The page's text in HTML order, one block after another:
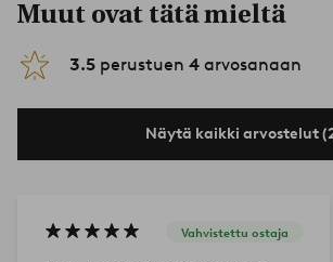
Muut ovat tätä mieltä
3.5 perustuen 4 arvosanaan
Näytä kaikki arvostelut
Vahvistettu ostaja